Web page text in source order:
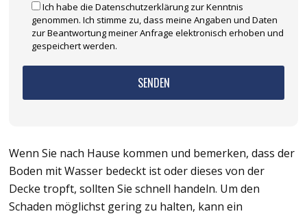
Ich habe die Datenschutzerklärung zur Kenntnis
genommen. Ich stimme zu, dass meine Angaben und Daten
zur Beantwortung meiner Anfrage elektronisch erhoben und
gespeichert werden.
Wenn Sie nach Hause kommen und bemerken, dass der
Boden mit Wasser bedeckt ist oder dieses von der
Decke tropft, sollten Sie schnell handeln. Um den
Schaden möglichst gering zu halten, kann ein